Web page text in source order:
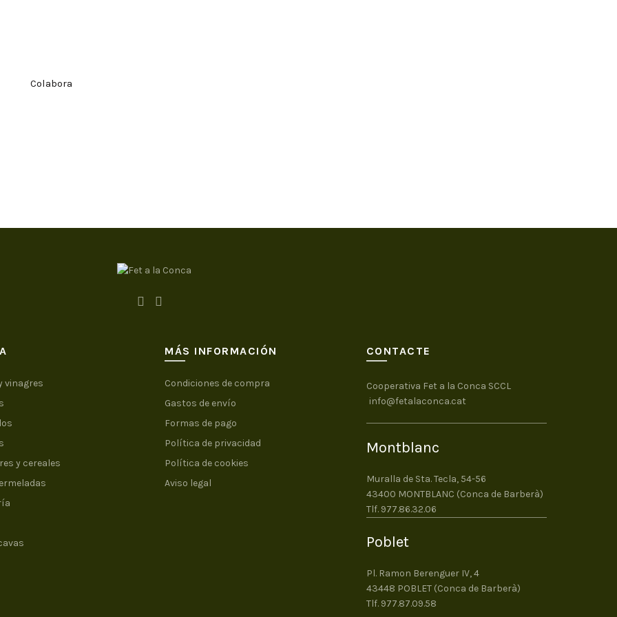
Colabora
vinagres
y cereales
MÁS INFORMACIÓN
Condiciones de compra
Gastos de envío
Formas de pago
Política de privacidad
Política de cookies
Aviso legal
CONTACTE
Cooperativa Fet a la Conca SCCL
info@fetalaconca.cat
Montblanc
Muralla de Sta. Tecla, 54-56
43400 MONTBLANC (Conca de Barberà)
Tlf. 977.86.32.06
Poblet
Pl. Ramon Berenguer IV, 4
43448 POBLET (Conca de Barberà)
Tlf. 977.87.09.58